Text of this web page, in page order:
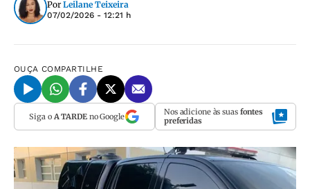
Por Leilane Teixeira
07/02/2026 - 12:21 h
OUÇA COMPARTILHE
Siga o A TARDEno Google Nos adicione às suas fontes
preferidas